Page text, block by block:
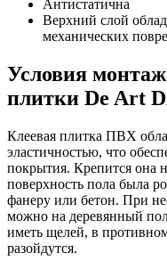
Антистатична
Верхний слой
механических
Условия
плитки De Art
Клеевая плитка ПВХ
эластичностью, что
покрытия. Крепится она
поверхность пола была
фанеру или бетон. При
можно на деревянный
иметь щелей, в
разойдутся.